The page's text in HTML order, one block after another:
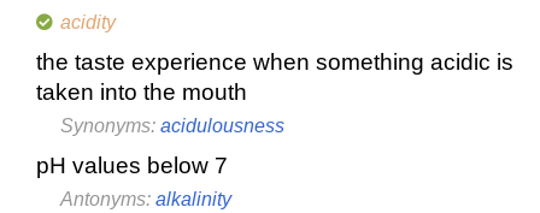
acidity
the taste experience when something acidic is
taken into the mouth
Synonyms: acidulousness
pH values below 7
Antonyms: alkalinity